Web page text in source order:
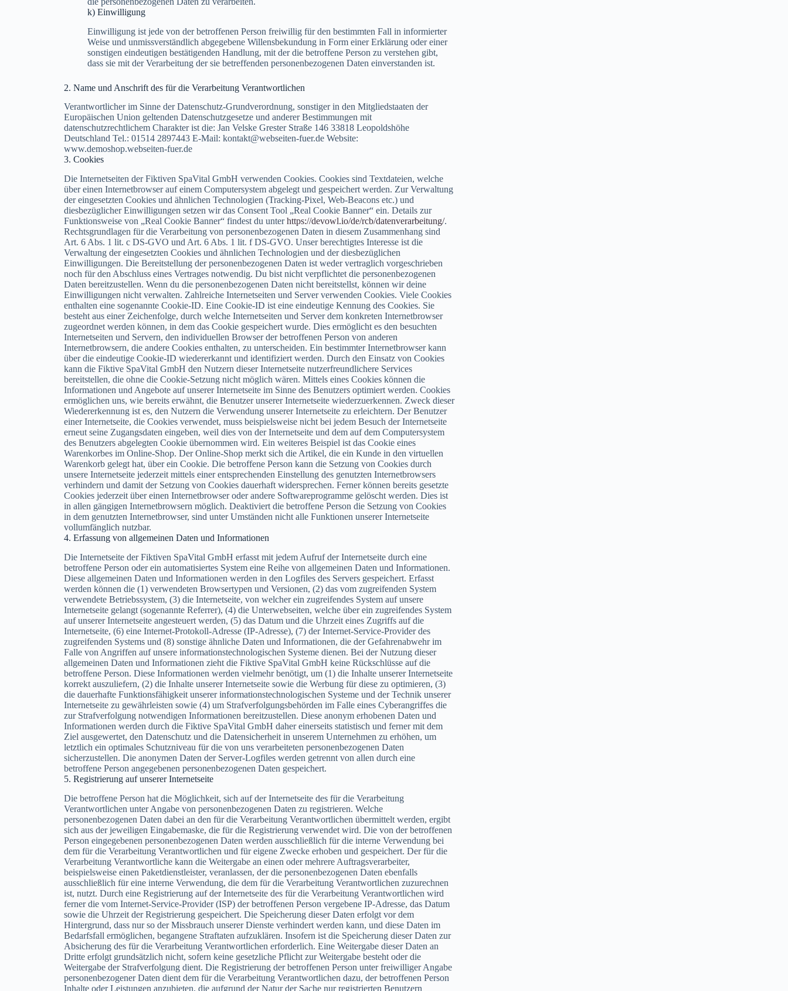
k) Einwilligung
Einwilligung ist jede von der betroffenen Person freiwillig für den bestimmten Fall in informierter
Weise und unmissverständlich abgegebene Willensbekundung in Form einer Erklärung oder einer
sonstigen eindeutigen bestätigenden Handlung, mit der die betroffene Person zu verstehen gibt,
dass sie mit der Verarbeitung der sie betreffenden personenbezogenen Daten einverstanden ist.
2. Name und Anschrift des für die Verarbeitung Verantwortlichen
Verantwortlicher im Sinne der Datenschutz-Grundverordnung, sonstiger in den Mitgliedstaaten der
Europäischen Union geltenden Datenschutzgesetze und anderer Bestimmungen mit
datenschutzrechtlichem Charakter ist die: Jan Velske Grester Straße 146 33818 Leopoldshöhe
Deutschland Tel.: 01514 2897443 E-Mail: kontakt@webseiten-fuer.de Website:
www.demoshop.webseiten-fuer.de
3. Cookies
Die Internetseiten der Fiktiven SpaVital GmbH verwenden Cookies. Cookies sind Textdateien, welche
über einen Internetbrowser auf einem Computersystem abgelegt und gespeichert werden. Zur Verwaltung
der eingesetzten Cookies und ähnlichen Technologien (Tracking-Pixel, Web-Beacons etc.) und
diesbezüglicher Einwilligungen setzen wir das Consent Tool „Real Cookie Banner“ ein. Details zur
Funktionsweise von „Real Cookie Banner“ findest du unterhttps://devowl.io/de/rcb/datenverarbeitung/.
Rechtsgrundlagen für die Verarbeitung von personenbezogenen Daten in diesem Zusammenhang sind
Art. 6 Abs. 1 lit. c DS-GVO und Art. 6 Abs. 1 lit. f DS-GVO. Unser berechtigtes Interesse ist die
Verwaltung der eingesetzten Cookies und ähnlichen Technologien und der diesbezüglichen
Einwilligungen. Die Bereitstellung der personenbezogenen Daten ist weder vertraglich vorgeschrieben
noch für den Abschluss eines Vertrages notwendig. Du bist nicht verpflichtet die personenbezogenen
Daten bereitzustellen. Wenn du die personenbezogenen Daten nicht bereitstellst, können wir deine
Einwilligungen nicht verwalten. Zahlreiche Internetseiten und Server verwenden Cookies. Viele Cookies
enthalten eine sogenannte Cookie-ID. Eine Cookie-ID ist eine eindeutige Kennung des Cookies. Sie
besteht aus einer Zeichenfolge, durch welche Internetseiten und Server dem konkreten Internetbrowser
zugeordnet werden können, in dem das Cookie gespeichert wurde. Dies ermöglicht es den besuchten
Internetseiten und Servern, den individuellen Browser der betroffenen Person von anderen
Internetbrowsern, die andere Cookies enthalten, zu unterscheiden. Ein bestimmter Internetbrowser kann
über die eindeutige Cookie-ID wiedererkannt und identifiziert werden. Durch den Einsatz von Cookies
kann die Fiktive SpaVital GmbH den Nutzern dieser Internetseite nutzerfreundlichere Services
bereitstellen, die ohne die Cookie-Setzung nicht möglich wären. Mittels eines Cookies können die
Informationen und Angebote auf unserer Internetseite im Sinne des Benutzers optimiert werden. Cookies
ermöglichen uns, wie bereits erwähnt, die Benutzer unserer Internetseite wiederzuerkennen. Zweck dieser
Wiedererkennung ist es, den Nutzern die Verwendung unserer Internetseite zu erleichtern. Der Benutzer
einer Internetseite, die Cookies verwendet, muss beispielsweise nicht bei jedem Besuch der Internetseite
erneut seine Zugangsdaten eingeben, weil dies von der Internetseite und dem auf dem Computersystem
des Benutzers abgelegten Cookie übernommen wird. Ein weiteres Beispiel ist das Cookie eines
Warenkorbes im Online-Shop. Der Online-Shop merkt sich die Artikel, die ein Kunde in den virtuellen
Warenkorb gelegt hat, über ein Cookie. Die betroffene Person kann die Setzung von Cookies durch
unsere Internetseite jederzeit mittels einer entsprechenden Einstellung des genutzten Internetbrowsers
verhindern und damit der Setzung von Cookies dauerhaft widersprechen. Ferner können bereits gesetzte
Cookies jederzeit über einen Internetbrowser oder andere Softwareprogramme gelöscht werden. Dies ist
in allen gängigen Internetbrowsern möglich. Deaktiviert die betroffene Person die Setzung von Cookies
in dem genutzten Internetbrowser, sind unter Umständen nicht alle Funktionen unserer Internetseite
vollumfänglich nutzbar.
4. Erfassung von allgemeinen Daten und Informationen
Die Internetseite der Fiktiven SpaVital GmbH erfasst mit jedem Aufruf der Internetseite durch eine
betroffene Person oder ein automatisiertes System eine Reihe von allgemeinen Daten und Informationen.
Diese allgemeinen Daten und Informationen werden in den Logfiles des Servers gespeichert. Erfasst
werden können die (1) verwendeten Browsertypen und Versionen, (2) das vom zugreifenden System
verwendete Betriebssystem, (3) die Internetseite, von welcher ein zugreifendes System auf unsere
Internetseite gelangt (sogenannte Referrer), (4) die Unterwebseiten, welche über ein zugreifendes System
auf unserer Internetseite angesteuert werden, (5) das Datum und die Uhrzeit eines Zugriffs auf die
Internetseite, (6) eine Internet-Protokoll-Adresse (IP-Adresse), (7) der Internet-Service-Provider des
zugreifenden Systems und (8) sonstige ähnliche Daten und Informationen, die der Gefahrenabwehr im
Falle von Angriffen auf unsere informationstechnologischen Systeme dienen. Bei der Nutzung dieser
allgemeinen Daten und Informationen zieht die Fiktive SpaVital GmbH keine Rückschlüsse auf die
betroffene Person. Diese Informationen werden vielmehr benötigt, um (1) die Inhalte unserer Internetseite
korrekt auszuliefern, (2) die Inhalte unserer Internetseite sowie die Werbung für diese zu optimieren, (3)
die dauerhafte Funktionsfähigkeit unserer informationstechnologischen Systeme und der Technik unserer
Internetseite zu gewährleisten sowie (4) um Strafverfolgungsbehörden im Falle eines Cyberangriffes die
zur Strafverfolgung notwendigen Informationen bereitzustellen. Diese anonym erhobenen Daten und
Informationen werden durch die Fiktive SpaVital GmbH daher einerseits statistisch und ferner mit dem
Ziel ausgewertet, den Datenschutz und die Datensicherheit in unserem Unternehmen zu erhöhen, um
letztlich ein optimales Schutzniveau für die von uns verarbeiteten personenbezogenen Daten
sicherzustellen. Die anonymen Daten der Server-Logfiles werden getrennt von allen durch eine
betroffene Person angegebenen personenbezogenen Daten gespeichert.
5. Registrierung auf unserer Internetseite
Die betroffene Person hat die Möglichkeit, sich auf der Internetseite des für die Verarbeitung
Verantwortlichen unter Angabe von personenbezogenen Daten zu registrieren. Welche
personenbezogenen Daten dabei an den für die Verarbeitung Verantwortlichen übermittelt werden, ergibt
sich aus der jeweiligen Eingabemaske, die für die Registrierung verwendet wird. Die von der betroffenen
Person eingegebenen personenbezogenen Daten werden ausschließlich für die interne Verwendung bei
dem für die Verarbeitung Verantwortlichen und für eigene Zwecke erhoben und gespeichert. Der für die
Verarbeitung Verantwortliche kann die Weitergabe an einen oder mehrere Auftragsverarbeiter,
beispielsweise einen Paketdienstleister, veranlassen, der die personenbezogenen Daten ebenfalls
ausschließlich für eine interne Verwendung, die dem für die Verarbeitung Verantwortlichen zuzurechnen
ist, nutzt. Durch eine Registrierung auf der Internetseite des für die Verarbeitung Verantwortlichen wird
ferner die vom Internet-Service-Provider (ISP) der betroffenen Person vergebene IP-Adresse, das Datum
sowie die Uhrzeit der Registrierung gespeichert. Die Speicherung dieser Daten erfolgt vor dem
Hintergrund, dass nur so der Missbrauch unserer Dienste verhindert werden kann, und diese Daten im
Bedarfsfall ermöglichen, begangene Straftaten aufzuklären. Insofern ist die Speicherung dieser Daten zur
Absicherung des für die Verarbeitung Verantwortlichen erforderlich. Eine Weitergabe dieser Daten an
Dritte erfolgt grundsätzlich nicht, sofern keine gesetzliche Pflicht zur Weitergabe besteht oder die
Weitergabe der Strafverfolgung dient. Die Registrierung der betroffenen Person unter freiwilliger Angabe
personenbezogener Daten dient dem für die Verarbeitung Verantwortlichen dazu, der betroffenen Person
Inhalte oder Leistungen anzubieten, die aufgrund der Natur der Sache nur registrierten Benutzern